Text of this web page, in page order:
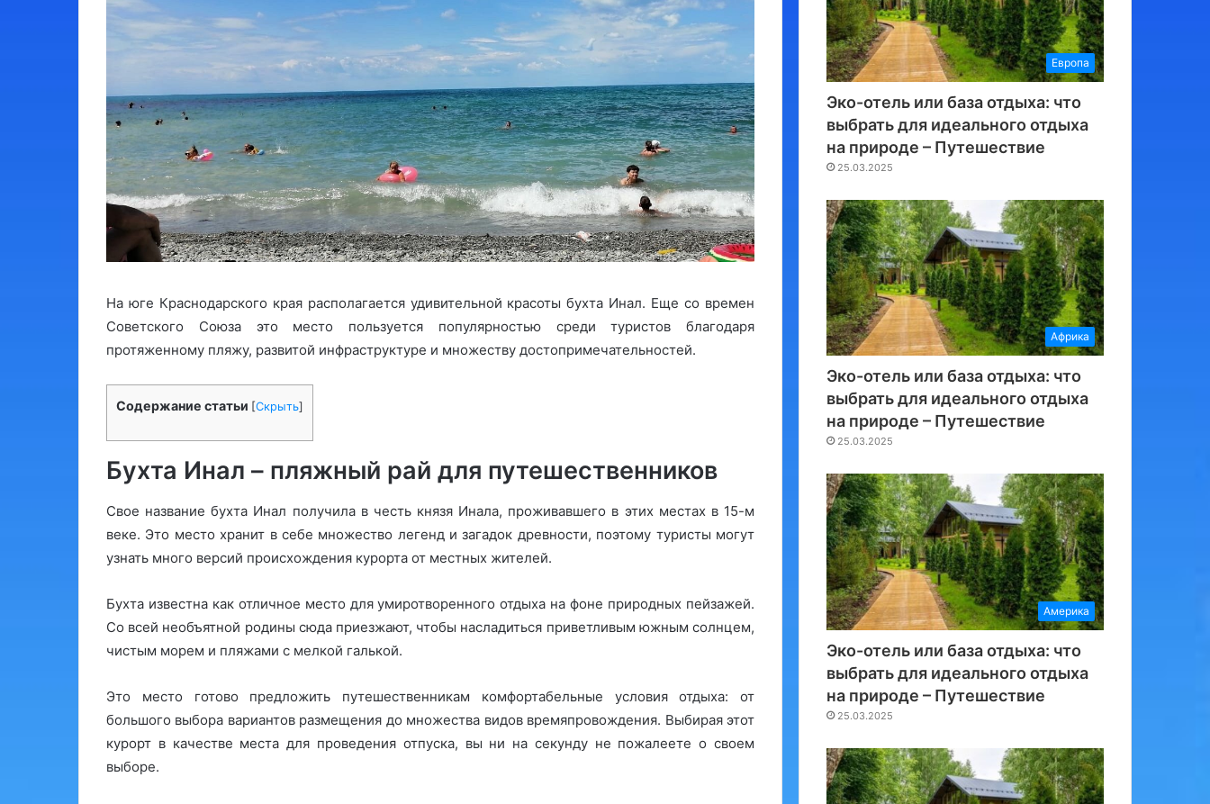
На юге Краснодарского края располагается удивительной красоты бухта Инал. Еще со времен
Советского Союза это место пользуется популярностью среди туристов благодаря
протяженному пляжу, развитой инфраструктуре и множеству достопримечательностей.
Содержание статьи [Скрыть]
Бухта Инал – пляжный рай для путешественников
Свое название бухта Инал получила в честь князя Инала, проживавшего в этих местах в 15-м
веке. Это место хранит в себе множество легенд и загадок древности, поэтому туристы могут
узнать много версий происхождения курорта от местных жителей.
Бухта известна как отличное место для умиротворенного отдыха на фоне природных пейзажей.
Со всей необъятной родины сюда приезжают, чтобы насладиться приветливым южным солнцем,
чистым морем и пляжами с мелкой галькой.
Это место готово предложить путешественникам комфортабельные условия отдыха: от
большого выбора вариантов размещения до множества видов времяпровождения. Выбирая этот
курорт в качестве места для проведения отпуска, вы ни на секунду не пожалеете о своем
выборе.
Европа
Эко-отель или база отдыха: что
выбрать для идеального отдыха
на природе – Путешествие
25.03.2025
Африка
Эко-отель или база отдыха: что
выбрать для идеального отдыха
на природе – Путешествие
25.03.2025
Америка
Эко-отель или база отдыха: что
выбрать для идеального отдыха
на природе – Путешествие
25.03.2025